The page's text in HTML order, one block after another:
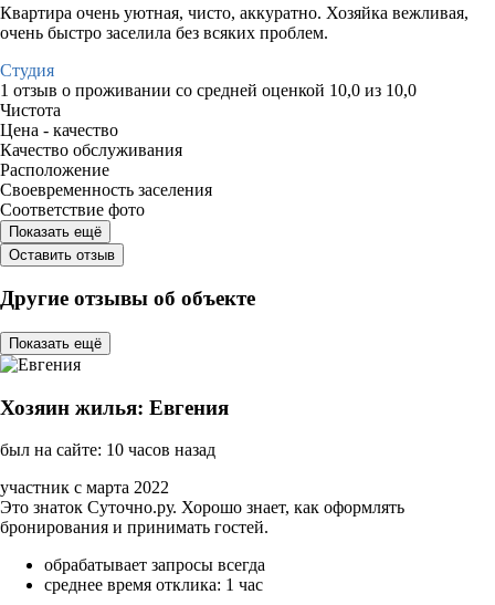
Квартира очень уютная, чисто, аккуратно. Хозяйка вежливая,
очень быстро заселила без всяких проблем.
Студия
1 отзыв о проживании со средней оценкой 10,0 из 10,0
Чистота
Цена - качество
Качество обслуживания
Расположение
Своевременность заселения
Соответствие фото
Показать ещё
Оставить отзыв
Другие отзывы об объекте
Показать ещё
Хозяин жилья: Евгения
был на сайте: 10 часов назад
участник с марта 2022
Это знаток Суточно.ру. Хорошо знает, как оформлять
бронирования и принимать гостей.
обрабатывает запросы всегда
среднее время отклика: 1 час